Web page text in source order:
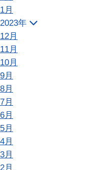
1月
2023年
12月
11月
10月
9月
8月
7月
6月
5月
4月
3月
2月